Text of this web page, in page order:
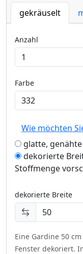
gekräuselt
Anzahl
Farbe
Wie möchten
glatte,
dekorierte
Stoffmenge
dekorierte Breite
Eine Gardine 50
Fenster dekoriert.